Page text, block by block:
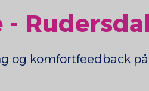
-
og komfortfeedback